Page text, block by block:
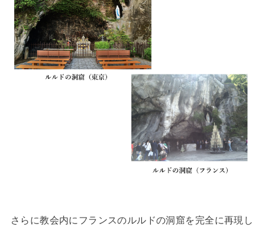
さらに教会内にフランスのルルドの洞窟を完全に再現し